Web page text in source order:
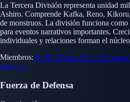
La Tercera División representa unidad
Ashiro. Comprende Kafka, Reno,
de monstruos. La división funciona
para eventos narrativos importantes.
individuales y relaciones forman el
Miembros: Kafka Hibino Reno Ichikawa
Hoshina
Fuerza de Defensa